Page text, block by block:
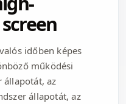
időben képes
működési
állapotát, az
állapotát, az